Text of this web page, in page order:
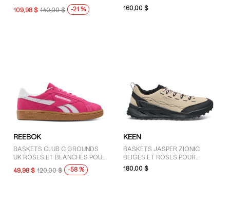
109,98 $ 140,00 $ -21 %
160,00 $
REEBOK
BASKETS CLUB C GROUNDS
UK ROSES ET BLANCHES POUR
FEMMES
49,98 $ 120,00 $ -58 %
KEEN
BASKETS JASPER ZIONIC
BEIGES ET ROSES POUR
FEMMES
180,00 $